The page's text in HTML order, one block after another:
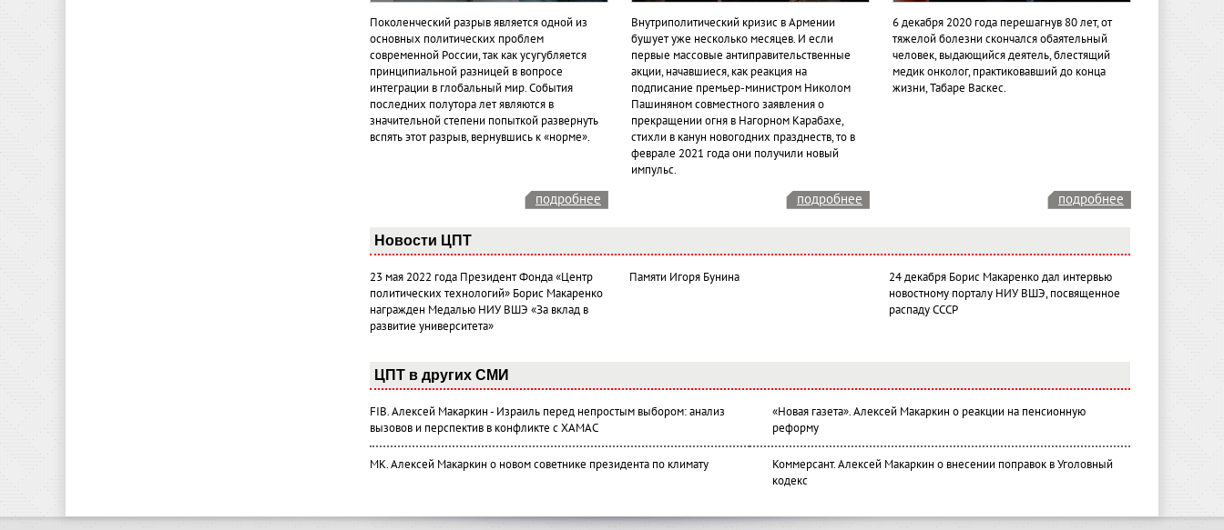
Поколенческий разрыв является одной из
основных политических проблем
современной России, так как усугубляется
принципиальной разницей в вопросе
интеграции в глобальный мир. События
последних полутора лет являются в
значительной степени попыткой развернуть
вспять этот разрыв, вернувшись к «норме».
Внутриполитический кризис в Армении
бушует уже несколько месяцев. И если
первые массовые антиправительственные
акции, начавшиеся, как реакция на
подписание премьер-министром Николом
Пашиняном совместного заявления о
прекращении огня в Нагорном Карабахе,
стихли в канун новогодних празднеств, то в
феврале 2021 года они получили новый
импульс.
6 декабря 2020 года перешагнув 80 лет, от
тяжелой болезни скончался обаятельный
человек, выдающийся деятель, блестящий
медик онколог, практиковавший до конца
жизни, Табаре Васкес.
подробнее подробнее подробнее
Новости ЦПТ
23 мая 2022 года Президент Фонда «Центр
политических технологий» Борис Макаренко
награжден Медалью НИУ ВШЭ «За вклад в
развитие университета»
Памяти Игоря Бунина
24 декабря Борис Макаренко дал интервью
новостному порталу НИУ ВШЭ, посвященное
распаду СССР
ЦПТ в других СМИ
FIB. Алексей Макаркин - Израиль перед непростым выбором: анализ
вызовов и перспектив в конфликте с ХАМАС
«Новая газета». Алексей Макаркин о реакции на пенсионную
реформу
МК. Алексей Макаркин о новом советнике президента по климату
Коммерсант. Алексей Макаркин о внесении поправок в Уголовный
кодекс